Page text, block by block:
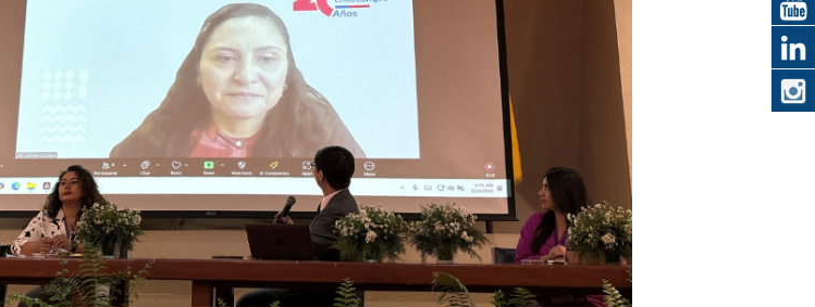
Gestión de Contratos
Compras públicas con
perspectiva de género
Requisitos para obtener el
Sello Empresa Mujer